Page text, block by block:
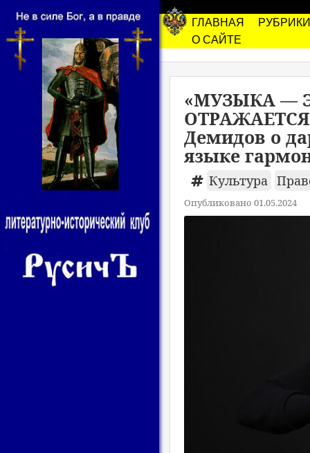
ГЛАВНАЯ
РУБРИКИ
О САЙТЕ
«МУЗЫКА —
ОТРАЖАЕТСЯ
Демидов о
языке
Культура
Опубликовано 01.05.2024